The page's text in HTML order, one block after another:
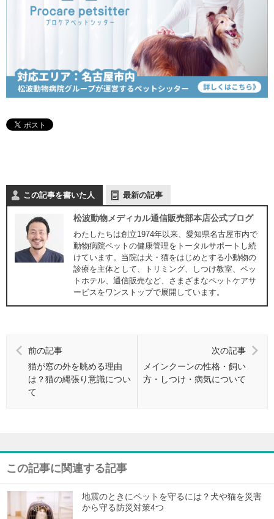
この記事を書いた人 最新の記事
松波動物メディカル通信販売部本店公式ブログ
わたしたちは創立1974年以来、愛知県名古屋市内で
動物病院ペットの健康管理をトータルサポートし続
けています。当院は犬・猫をはじめとする小動物の
診療を主体として、トリミング、しつけ教室、ペッ
トホテル、通信販売など、さまざまなペットケアサ
ービスをワンストップで展開しています。
前の記事
猫が窓の外を眺める理由
は？猫の縄張り意識につい
て
次の記事
メインクーンの性格・飼い
方・しつけ・病気について
この記事に関連する記事
地震のときにペットを守るには？犬や猫を災害
から守る防災対策4つ